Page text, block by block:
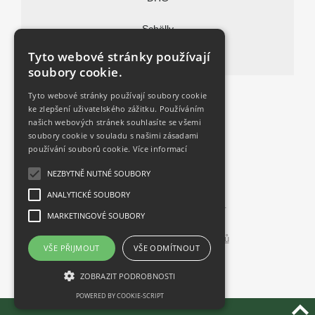
Souhlasím sezpracováním osobních údajů
Schölly
Vitalitec
FAQ
Kontakt
Aktuality
Všechna práva vyhrazena.
Zásady zpracování osobních údajů
Informace o cookies
Tyto webové stránky používají
soubory cookie.
Tyto webové stránky používají soubory cookie
ke zlepšení uživatelského zážitku. Používáním
našich webových stránek souhlasíte se všemi
soubory cookie v souladu s našimi zásadami
používání souborů cookie. Více informací
NEZBYTNĚ NUTNÉ SOUBORY
ANALYTICKÉ SOUBORY
MARKETINGOVÉ SOUBORY
VŠE PŘIJMOUT VŠE ODMÍTNOUT
ZOBRAZIT PODROBNOSTI
POWERED BY COOKIE-SCRIPT